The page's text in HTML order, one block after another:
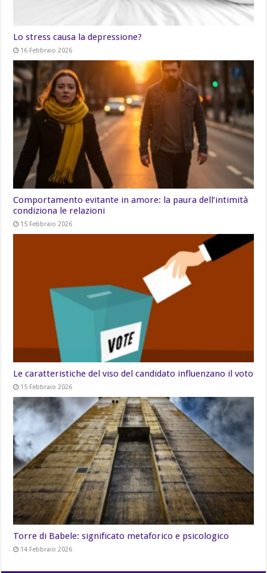
Lo stress causa la depressione?
16 Febbraio 2026
Comportamento evitante in amore: la paura dell’intimità
condiziona le relazioni
15 Febbraio 2026
Le caratteristiche del viso del candidato influenzano il voto
15 Febbraio 2026
Torre di Babele: significato metaforico e psicologico
14 Febbraio 2026